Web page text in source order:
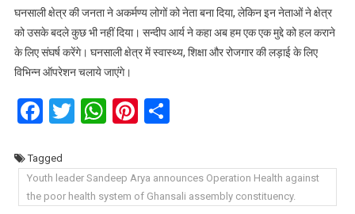
घनसाली क्षेत्र की जनता ने अकर्मण्य लोगों को नेता बना दिया, लेकिन इन नेताओं ने क्षेत्र
को उसके बदले कुछ भी नहीं दिया। सन्दीप आर्य ने कहा अब हम एक एक मुद्दे को हल कराने
के लिए संघर्ष करेंगे। घनसाली क्षेत्र में स्वास्थ्य, शिक्षा और रोजगार की लड़ाई के लिए
विभिन्न ऑपरेशन चलाये जाएंगे।
Facebook
Twitter
WhatsApp
Pinterest
Share
Tagged
Youth leader Sandeep Arya announces Operation Health against
the poor health system of Ghansali assembly constituency.